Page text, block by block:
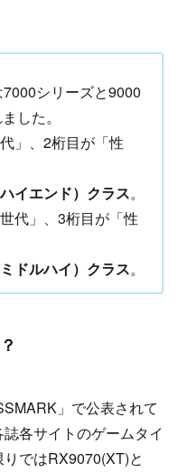
シリーズと9000
した。
」、2桁目が「性
イエンド）クラス。
代」、3桁目が「性
ドルハイ）クラス。
」で公表されて
各サイトのゲームタイ
ではRX9070(XT)と